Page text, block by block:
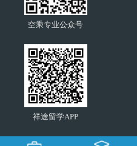
空乘专业公众号
祥途留学APP